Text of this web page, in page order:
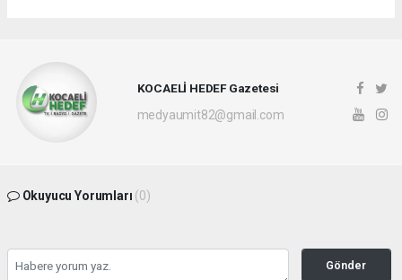
KOCAELİ HEDEF Gazetesi
medyaumit82@gmail.com
Okuyucu Yorumları (0)
Gönder